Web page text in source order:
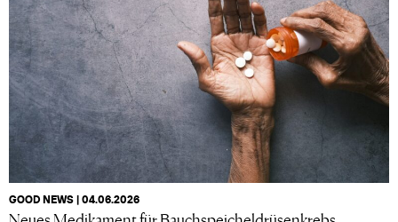
GOOD NEWS | 04.06.2026